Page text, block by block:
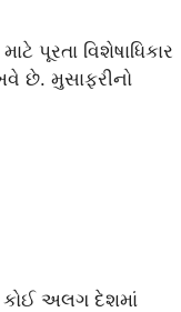
પૂરતા વિશેષાધિકાર
છે. મુસાફરીનો
કોઈ અલગ દેશમાં